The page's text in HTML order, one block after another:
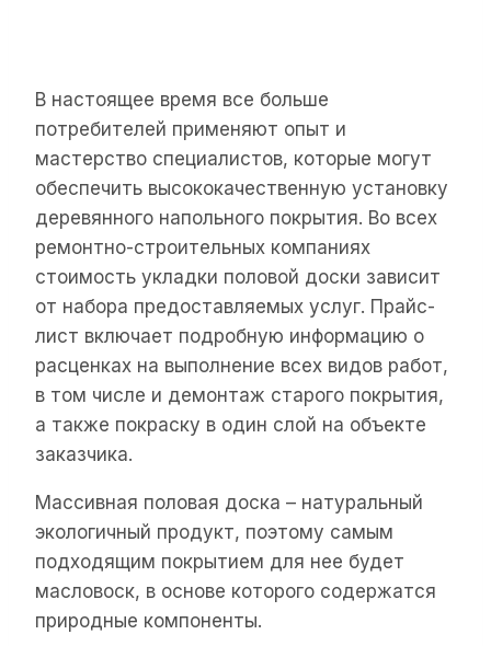
В настоящее время все больше
потребителей применяют опыт и
мастерство специалистов, которые могут
обеспечить высококачественную установку
деревянного напольного покрытия. Во всех
ремонтно-строительных компаниях
стоимость укладки половой доски зависит
от набора предоставляемых услуг. Прайс-
лист включает подробную информацию о
расценках на выполнение всех видов работ,
в том числе и демонтаж старого покрытия,
а также покраску в один слой на объекте
заказчика.
Массивная половая доска – натуральный
экологичный продукт, поэтому самым
подходящим покрытием для нее будет
масловоск, в основе которого содержатся
природные компоненты.